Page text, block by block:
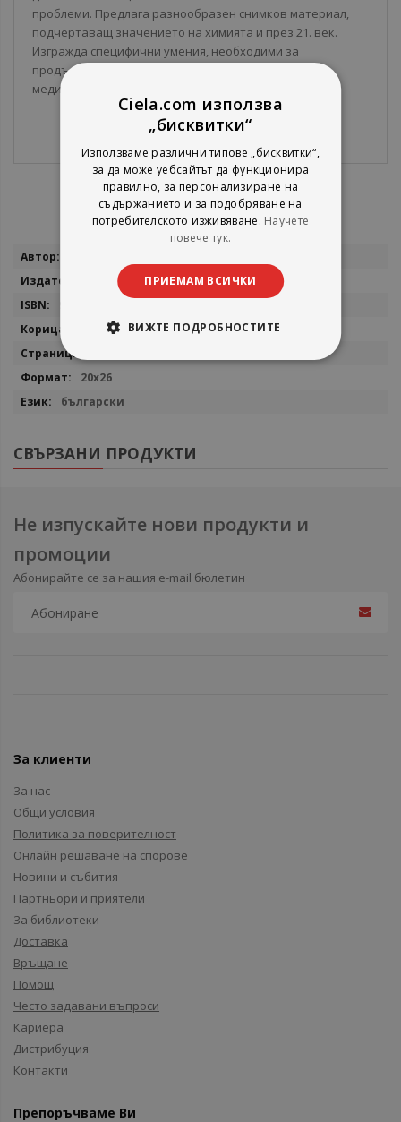
проблеми. Предлага разнообразен снимков материал,
подчертаващ значението на химията и през 21. век.
Изгражда специфични умения, необходими за
продължаване на образованието в химически и в
медицински висши училища.
Повече
Просвета
Мека
20х26
български
СВЪРЗАНИ ПРОДУКТИ
Не изпускайте нови продукти и
промоции
Абонирайте се за нашия e-mail бюлетин
За клиенти
За нас
Общи условия
Политика за поверителност
Онлайн решаване на спорове
Новини и събития
Партньори и приятели
За библиотеки
Доставка
Връщане
Помощ
Често задавани въпроси
Кариера
Дистрибуция
Контакти
Препоръчваме Ви
Ciela.com използва
„бисквитки“
Използваме различни типове „бисквитки“,
за да може уебсайтът да функционира
правилно, за персонализиране на
съдържанието и за подобряване на
потребителското изживяване. Научете
повече тук.
ПРИЕМАМ ВСИЧКИ
ВИЖТЕ ПОДРОБНОСТИТЕ